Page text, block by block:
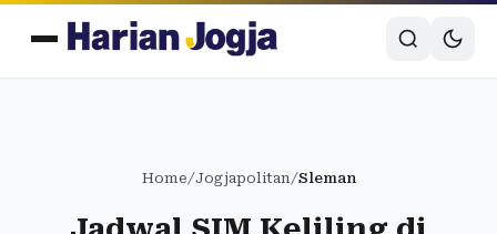
Home/Jogjapolitan/Sleman